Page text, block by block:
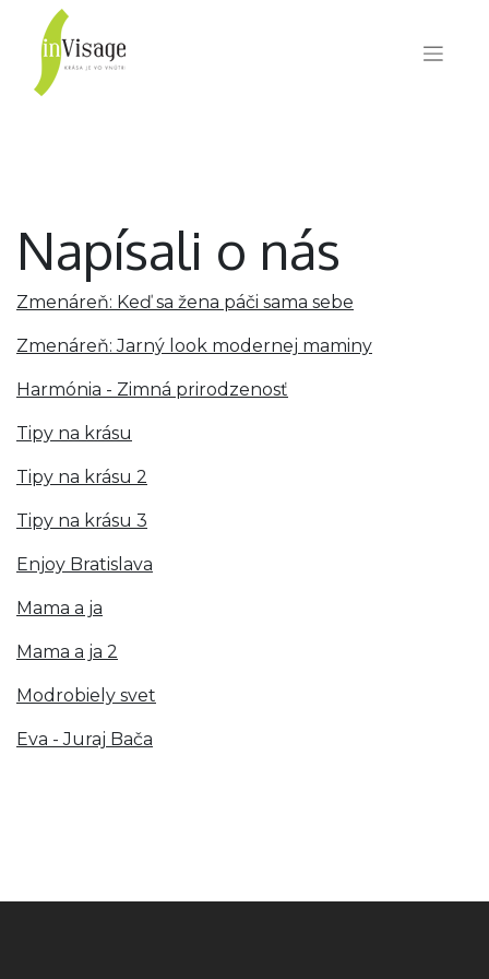
Napísali o nás
Zmenáreň: Keď sa žena páči sama sebe
Zmenáreň: Jarný look modernej maminy
Harmónia - Zimná prirodzenosť
Tipy na krásu
Tipy na krásu 2
Tipy na krásu 3
Enjoy Bratislava
Mama a ja
Mama a ja 2
Modrobiely svet
Eva - Juraj Bača